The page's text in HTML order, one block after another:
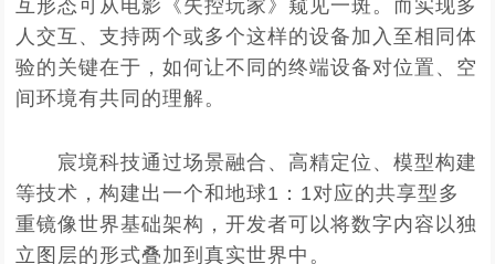
互形态可从电影《失控玩家》窥见一斑。而实现多
人交互、支持两个或多个这样的设备加入至相同体
验的关键在于，如何让不同的终端设备对位置、空
间环境有共同的理解。
宸境科技通过场景融合、高精定位、模型构建
等技术，构建出一个和地球1：1对应的共享型多
重镜像世界基础架构，开发者可以将数字内容以独
立图层的形式叠加到真实世界中。